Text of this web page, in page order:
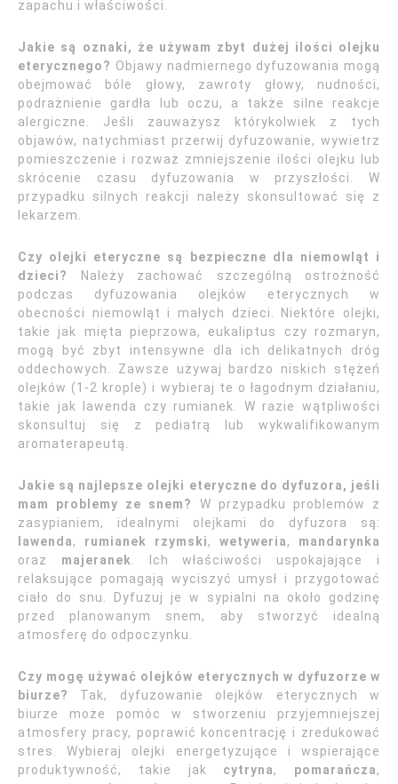
zapachu i właściwości.
Jakie są oznaki, że używam zbyt dużej ilości olejku
eterycznego? Objawy nadmiernego dyfuzowania mogą
obejmować bóle głowy, zawroty głowy, nudności,
podrażnienie gardła lub oczu, a także silne reakcje
alergiczne. Jeśli zauważysz którykolwiek z tych
objawów, natychmiast przerwij dyfuzowanie, wywietrz
pomieszczenie i rozważ zmniejszenie ilości olejku lub
skrócenie czasu dyfuzowania w przyszłości. W
przypadku silnych reakcji należy skonsultować się z
lekarzem.
Czy olejki eteryczne są bezpieczne dla niemowląt i
dzieci?
Należy zachować szczególną ostrożność
podczas dyfuzowania olejków eterycznych w
obecności niemowląt i małych dzieci. Niektóre olejki,
takie jak mięta pieprzowa, eukaliptus czy rozmaryn,
mogą być zbyt intensywne dla ich delikatnych dróg
oddechowych. Zawsze używaj bardzo niskich stężeń
olejków (1-2 krople) i wybieraj te o łagodnym działaniu,
takie jak lawenda czy rumianek. W razie wątpliwości
skonsultuj się z pediatrą lub wykwalifikowanym
aromaterapeutą.
Jakie są najlepsze olejki eteryczne do dyfuzora, jeśli
mam problemy ze snem?
W przypadku problemów z
zasypianiem, idealnymi olejkami do dyfuzora są:
lawenda, rumianek rzymski, wetyweria, mandarynka
oraz majeranek
. Ich właściwości uspokajające i
relaksujące pomagają wyciszyć umysł i przygotować
ciało do snu. Dyfuzuj je w sypialni na około godzinę
przed planowanym snem, aby stworzyć idealną
atmosferę do odpoczynku.
Czy mogę używać olejków eterycznych w dyfuzorze w
biurze?
Tak, dyfuzowanie olejków eterycznych w
biurze może pomóc w stworzeniu przyjemniejszej
atmosfery pracy, poprawić koncentrację i zredukować
stres. Wybieraj olejki energetyzujące i wspierające
produktywność, takie jak cytryna, pomarańcza,